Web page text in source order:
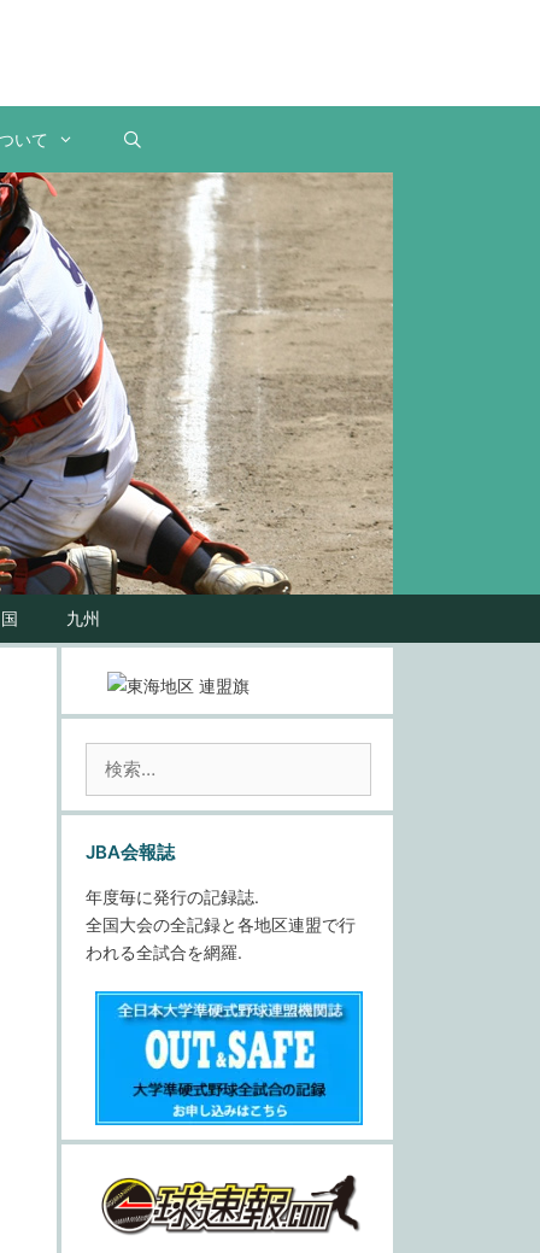
いて
九州
JBA会報誌
年度毎に発行の記録誌.
全国大会の全記録と各地区連盟で行
われる全試合を網羅.